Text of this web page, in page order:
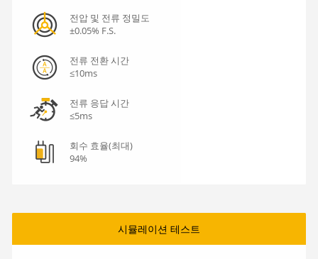
전압 및 전류 정밀도
±0.05% F.S.
전류 전환 시간
≤10ms
전류 응답 시간
≤5ms
회수 효율(최대)
94%
시뮬레이션 테스트